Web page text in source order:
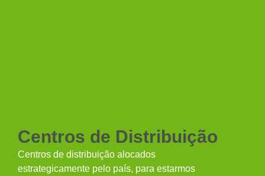
Centros de Distribuição
Centros de distribuição alocados
estrategicamente pelo país, para estarmos